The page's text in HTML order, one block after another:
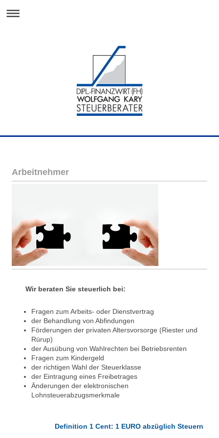
Arbeitnehmer
Wir beraten Sie steuerlich bei:
Fragen zum Arbeits- oder Dienstvertrag
der Behandlung von Abfindungen
Förderungen der privaten Altersvorsorge (Riester und
Rürup)
der Ausübung von Wahlrechten bei Betriebsrenten
Fragen zum Kindergeld
der richtigen Wahl der Steuerklasse
der Eintragung eines Freibetrages
Änderungen der elektronischen
Lohnsteuerabzugsmerkmale
Definition 1 Cent: 1 EURO abzüglich Steuern